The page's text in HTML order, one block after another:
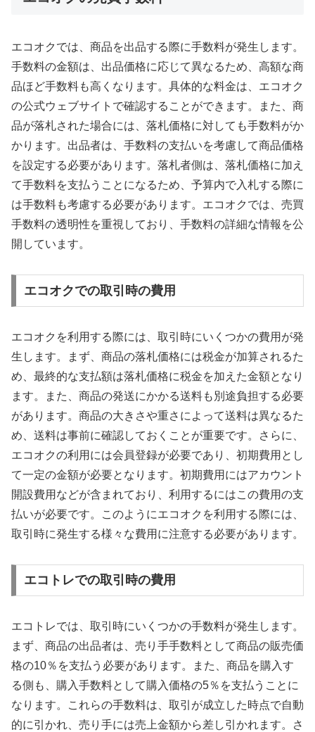
エコオクでは、商品を出品する際に手数料が発生します。
手数料の金額は、出品価格に応じて異なるため、高額な商
品ほど手数料も高くなります。具体的な料金は、エコオク
の公式ウェブサイトで確認することができます。また、商
品が落札された場合には、落札価格に対しても手数料がか
かります。出品者は、手数料の支払いを考慮して商品価格
を設定する必要があります。落札者側は、落札価格に加え
て手数料を支払うことになるため、予算内で入札する際に
は手数料も考慮する必要があります。エコオクでは、売買
手数料の透明性を重視しており、手数料の詳細な情報を公
開しています。
エコオクでの取引時の費用
エコオクを利用する際には、取引時にいくつかの費用が発
生します。まず、商品の落札価格には税金が加算されるた
め、最終的な支払額は落札価格に税金を加えた金額となり
ます。また、商品の発送にかかる送料も別途負担する必要
があります。商品の大きさや重さによって送料は異なるた
め、送料は事前に確認しておくことが重要です。さらに、
エコオクの利用には会員登録が必要であり、初期費用とし
て一定の金額が必要となります。初期費用にはアカウント
開設費用などが含まれており、利用するにはこの費用の支
払いが必要です。このようにエコオクを利用する際には、
取引時に発生する様々な費用に注意する必要があります。
エコトレでの取引時の費用
エコトレでは、取引時にいくつかの手数料が発生します。
まず、商品の出品者は、売り手手数料として商品の販売価
格の10％を支払う必要があります。また、商品を購入す
る側も、購入手数料として購入価格の5％を支払うことに
なります。これらの手数料は、取引が成立した時点で自動
的に引かれ、売り手には売上金額から差し引かれます。さ